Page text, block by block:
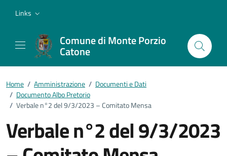
Links
Comune di Monte Porzio
Catone
Home / Amministrazione / Documenti e Dati
/ Documento Albo Pretorio
/ Verbale n°2 del 9/3/2023 – Comitato Mensa
Verbale n°2 del 9/3/2023